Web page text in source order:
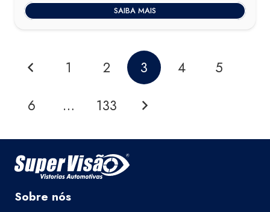
era:
é:
SAIBA MAIS
1 2 3 4
5
6
… 133
Sobre nós